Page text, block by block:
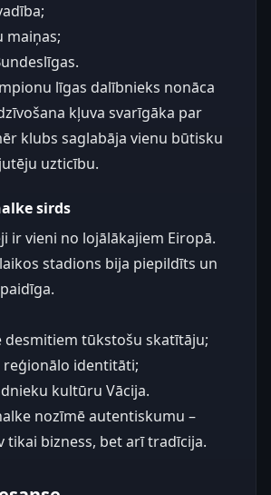
maiņas;
līgas dalībnieks nonāca
kļuva svarīgāka par
klubs saglabāja vienu būtisku
uzticību.
sirds
ir vieni no lojālākajiem Eiropā.
stadions bija piepildīts un
desmitiem tūkstošu skatītāju;
reģionālo identitāti;
kultūru Vācija.
nozīmē autentiskumu –
tikai bizness, bet arī tradīcija.